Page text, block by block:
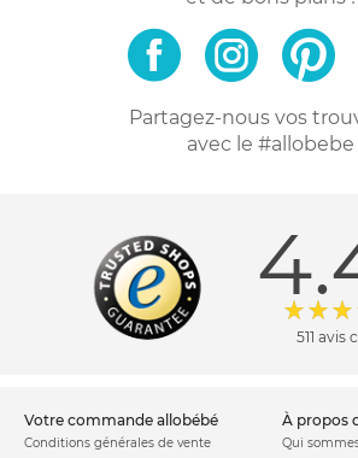
Partagez-nous vos
avec le #allobebe
511 avis
votre commande allobébé
Conditions générales de vente
à
Qui